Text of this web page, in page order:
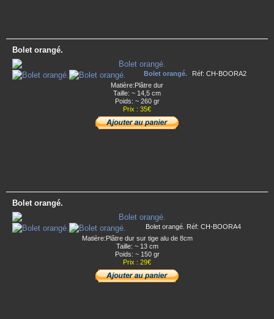
Bolet orangé.
Bolet orangé.
Réf: CH-BOORA2
Matière:Plâtre dur
Taille: ~ 14,5 cm
Poids: ~ 260 gr
Prix : 35€
Bolet orangé.
Bolet orangé. Réf: CH-BOORA4
Matière:Plâtre dur sur tige alu de 8cm
Taille: ~ 13 cm
Poids: ~ 150 gr
Prix : 29€